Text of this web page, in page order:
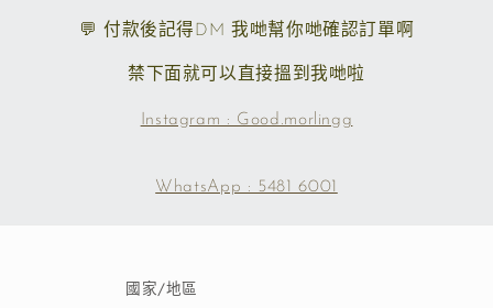
💬 付款後記得DM 我哋幫你哋確認訂單啊
禁下面就可以直接搵到我哋啦
Instagram : Good.morlingg
WhatsApp : 5481 6001
國家/地區